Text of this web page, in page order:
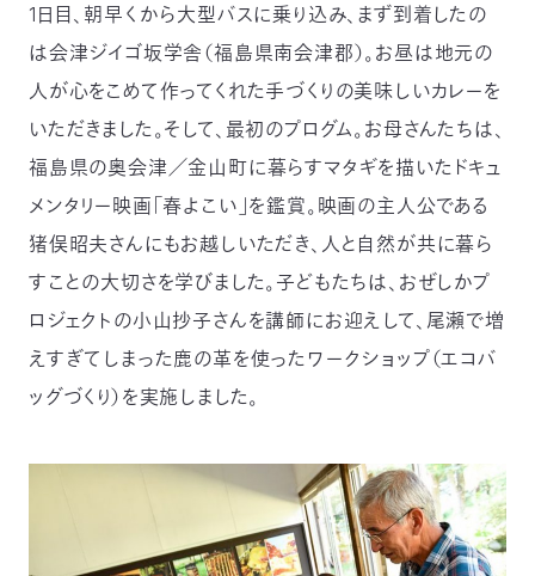
1日目、朝早くから大型バスに乗り込み、まず到着したの
は会津ジイゴ坂学舎（福島県南会津郡）。お昼は地元の
人が心をこめて作ってくれた手づくりの美味しいカレーを
いただきました。そして、最初のプログム。お母さんたちは、
福島県の奥会津／金山町に暮らすマタギを描いたドキュ
メンタリー映画「春よこい」を鑑賞。映画の主人公である
猪俣昭夫さんにもお越しいただき、人と自然が共に暮ら
すことの大切さを学びました。子どもたちは、おぜしかプ
ロジェクトの小山抄子さんを講師にお迎えして、尾瀬で増
えすぎてしまった鹿の革を使ったワークショップ（エコバ
ッグづくり）を実施しました。